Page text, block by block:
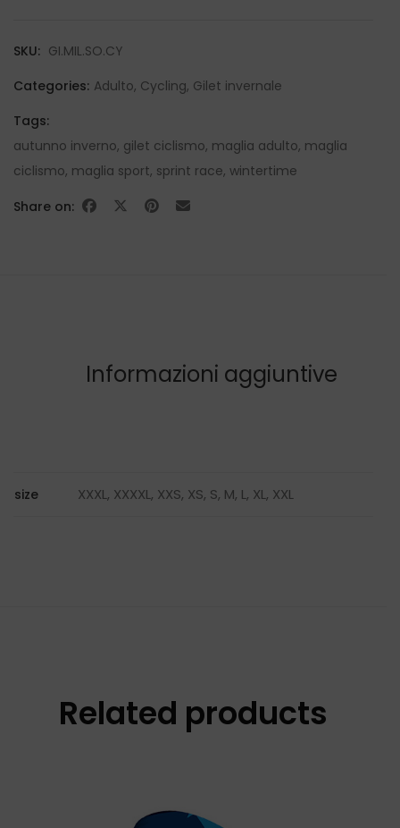
SKU: GI.MIL.SO.CY
Categories: Adulto, Cycling, Gilet invernale
Tags:
autunno inverno, gilet ciclismo, maglia adulto, maglia
ciclismo, maglia sport, sprint race, wintertime
Share on:
Informazioni aggiuntive
size XXXL, XXXXL, XXS, XS, S, M, L, XL, XXL
Related products